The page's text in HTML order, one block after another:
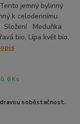
jemný bylinný
k celodennímu
Složení Meduňka
bio, Lípa květ bio,
6 Ks
soběstačnost.